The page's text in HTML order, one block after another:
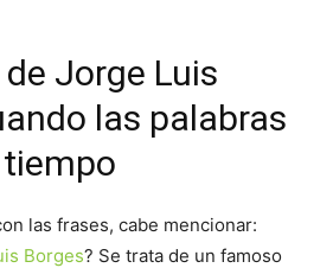
Jorge Luis
las palabras
las frases, cabe mencionar:
Borges? Se trata de un famoso